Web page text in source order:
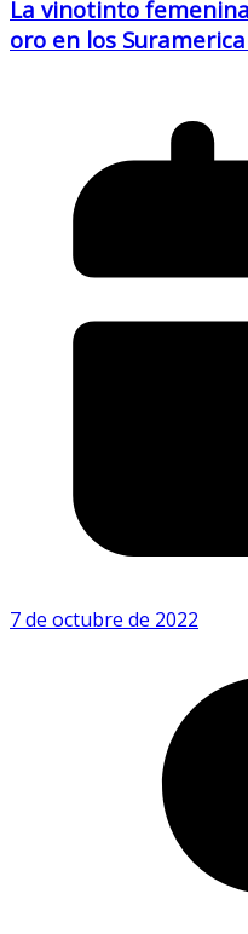
La vinotinto
oro en los
7 de octubre de 2022